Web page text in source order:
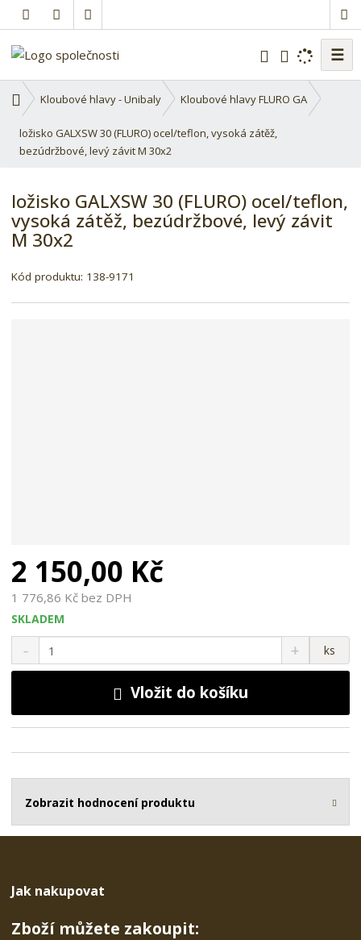
h
e
t
☰
v
o
d
s
t
r
n
Kloubové hlavy - Unibaly Kloubové hlavy FLURO GA
ložisko GALXSW 30 (FLURO) ocel/teflon, vysoká zátěž,
bezúdržbové, levý závit M 30x2
ložisko GALXSW 30 (FLURO) ocel/teflon,
vysoká zátěž, bezúdržbové, levý závit
M 30x2
Kód produktu: 138-9171
2 150,00 Kč
1 776,86 Kč bez DPH
SKLADEM
m
i
p
N
a
v
i
m
n
s
t
S
n
í
i
t
n
o
t
v
ks
Vložit do košíku
Zobrazit hodnocení produktu
Jak nakupovat
Zboží můžete zakoupit: